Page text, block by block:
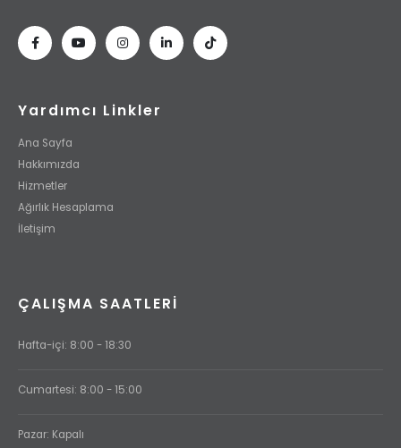
Yardımcı Linkler
Ana Sayfa
Hakkımızda
Hizmetler
Ağırlık Hesaplama
İletişim
ÇALIŞMA SAATLERI
Hafta-içi: 8:00 - 18:30
Cumartesi: 8:00 - 15:00
Pazar: Kapalı